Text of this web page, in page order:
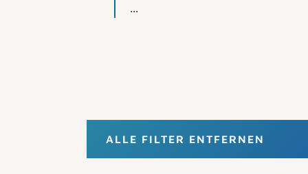
...
ALLE FILTER ENTFERNEN